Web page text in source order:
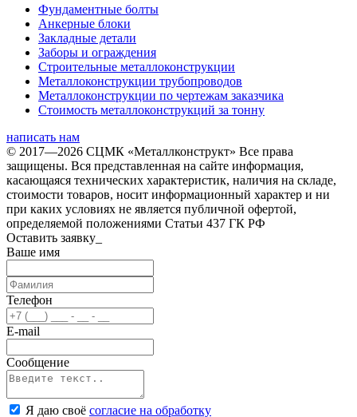
Фундаментные болты
Анкерные блоки
Закладные детали
Заборы и ограждения
Строительные металлоконструкции
Металлоконструкции трубопроводов
Металлоконструкции по чертежам заказчика
Cтоимость металлоконструкций за тонну
написать нам
© 2017—2026 СЦМК «Металлконструкт» Все права
защищены. Вся представленная на сайте информация,
касающаяся технических характеристик, наличия на складе,
стоимости товаров, носит информационный характер и ни
при каких условиях не является публичной офертой,
определяемой положениями Статьи 437 ГК РФ
Оставить заявку_
Ваше имя
Телефон
E-mail
Сообщение
Я даю своё согласие на обработку